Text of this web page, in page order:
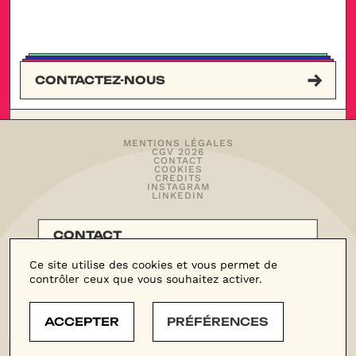
CONTACTEZ-NOUS
MENTIONS LÉGALES
CGV 2026
CONTACT
COOKIES
BEAUCOUP
CREDITS
INSTAGRAM
LINKEDIN
P’TIT COUP DE MOJO
L’AGENCE
CONTACT
Ce site utilise des cookies et vous permet de
contrôler ceux que vous souhaitez activer.
ACCEPTER PRÉFÉRENCES